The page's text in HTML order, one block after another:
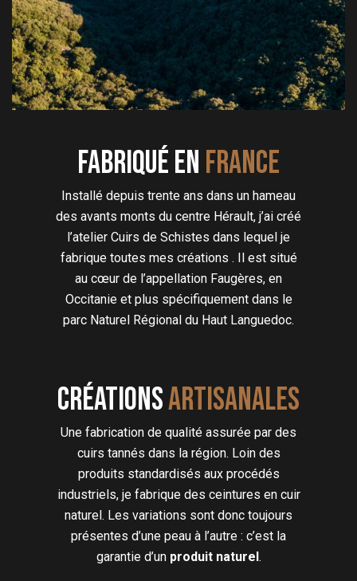
Fabriqué en FRANCE
Installé depuis trente ans dans un hameau
des avants monts du centre Hérault, j’ai créé
l’atelier Cuirs de Schistes dans lequel je
fabrique toutes mes créations . Il est situé
au cœur de l’appellation Faugères, en
Occitanie et plus spécifiquement dans le
parc Naturel Régional du Haut Languedoc.
Créationsartisanales
Une fabrication de qualité assurée par des
cuirs tannés dans la région. Loin des
produits standardisés aux procédés
industriels, je fabrique des ceintures en cuir
naturel. Les variations sont donc toujours
présentes d’une peau à l’autre : c’est la
garantie d’un produit naturel.